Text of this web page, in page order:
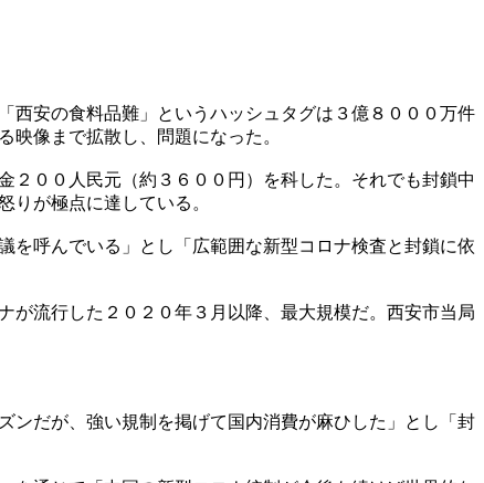
西安の食料品難」というハッシュタグは３億８０００万件
像まで拡散し、問題になった。
００人民元（約３６００円）を科した。それでも封鎖中
りが極点に達している。
を呼んでいる」とし「広範囲な新型コロナ検査と封鎖に依
が流行した２０２０年３月以降、最大規模だ。西安市当局
ンだが、強い規制を掲げて国内消費が麻ひした」とし「封